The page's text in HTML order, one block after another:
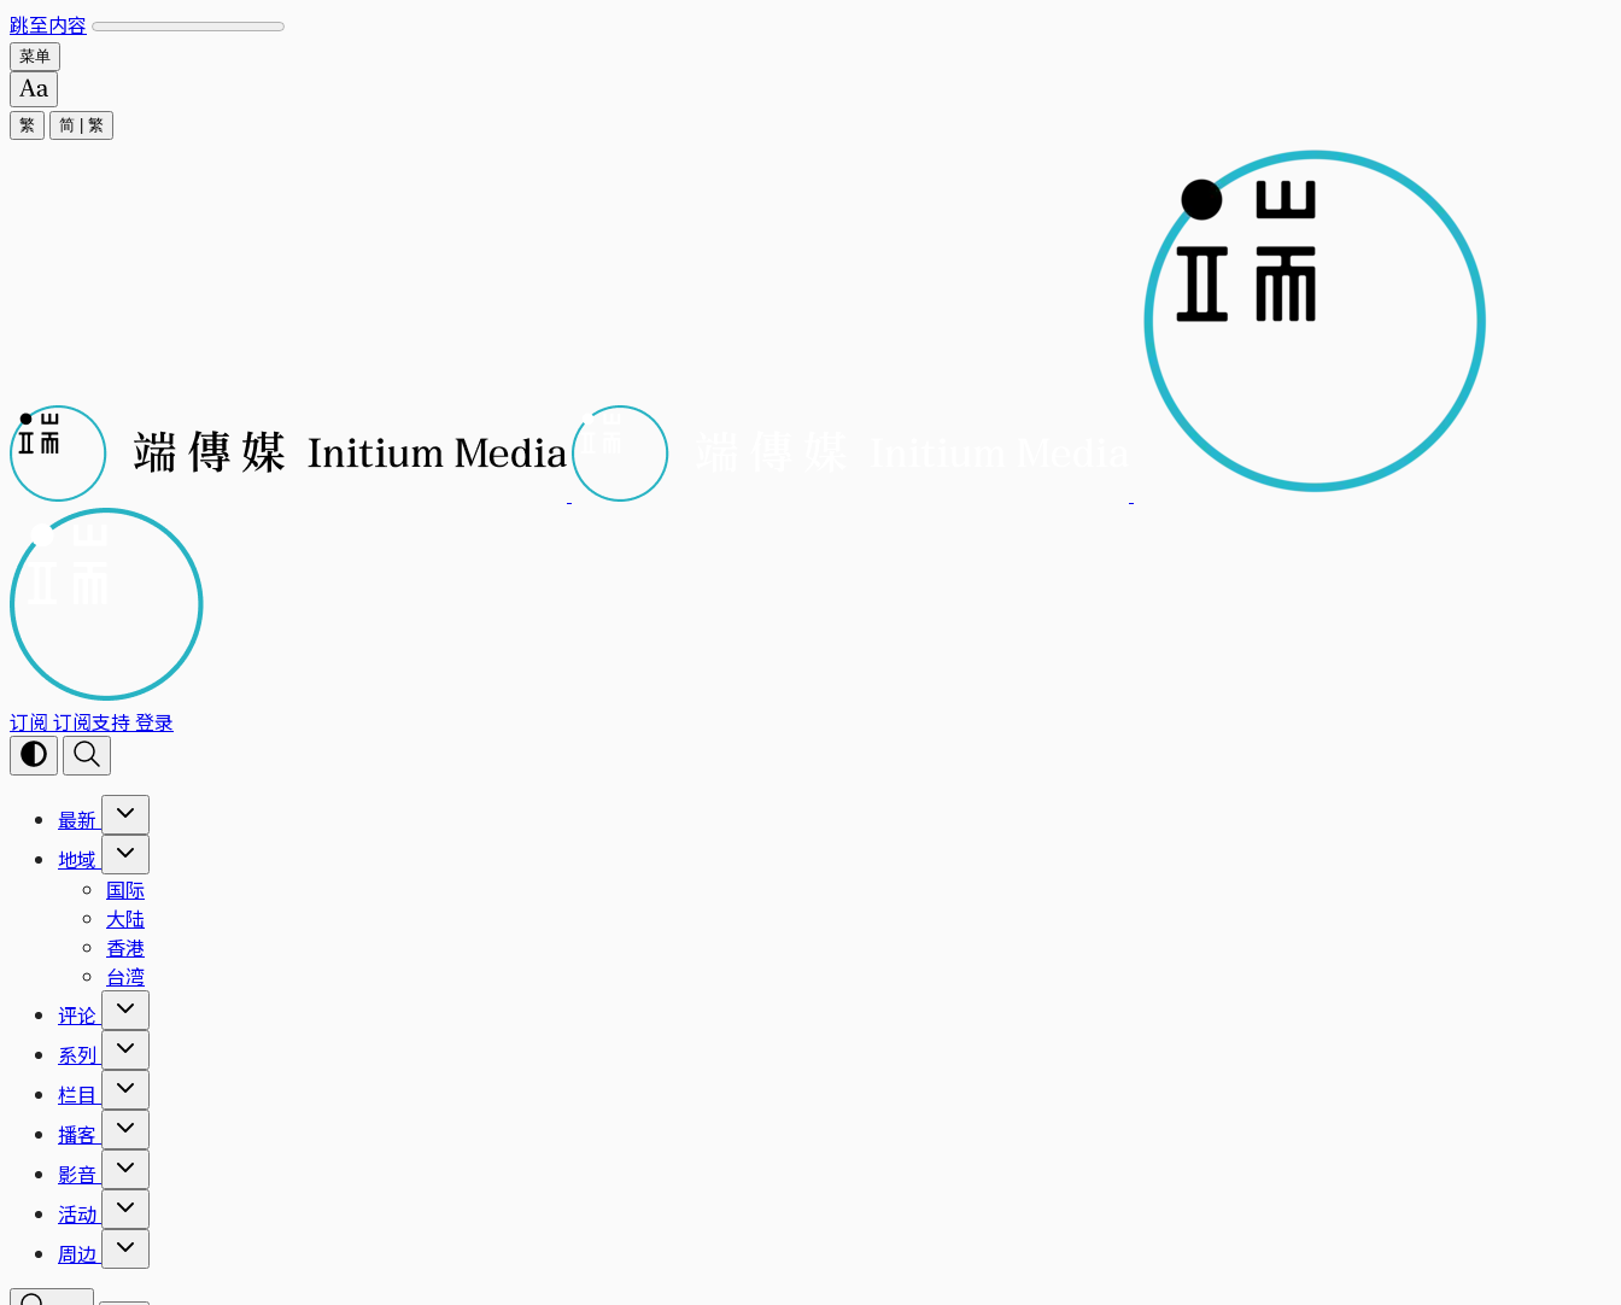
跳至内容
菜单
繁 简 繁
订阅 订阅支持登录
最新
地域
国际
大陆
香港
台湾
评论
系列
栏目
播客
影音
活动
周边